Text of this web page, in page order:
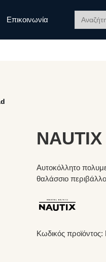
Επικοινωνία
for:
Αυτοκόλλητο
θαλάσσιο
Κωδικός